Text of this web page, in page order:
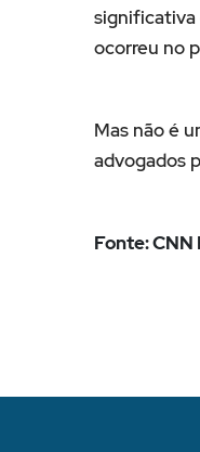
significativa
ocorreu no
Mas não é
advogados
Fonte: CNN